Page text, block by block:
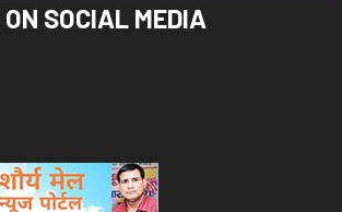
विजय सारस्वत और डॉक्टर संजय पालीवाल, राजेंद्र शाह
सिंह धामी से मांग की कि वह तत्काल राज्य आंदोलनकारियों की
20 वर्षों में 11 मुख्यमंत्रियों ने शपथ ली है। प्रीतम सिंह ने
चुप नहीं बैठेगी और 10 जुलाई को होने वाले पार्टी प्रदर्शन में